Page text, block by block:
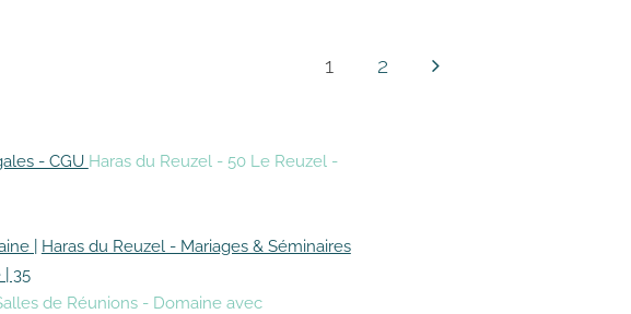
1 2
- CGU Haras du Reuzel - 50 Le Reuzel -
|
Haras du Reuzel - Mariages & Séminaires
35
de Réunions - Domaine avec